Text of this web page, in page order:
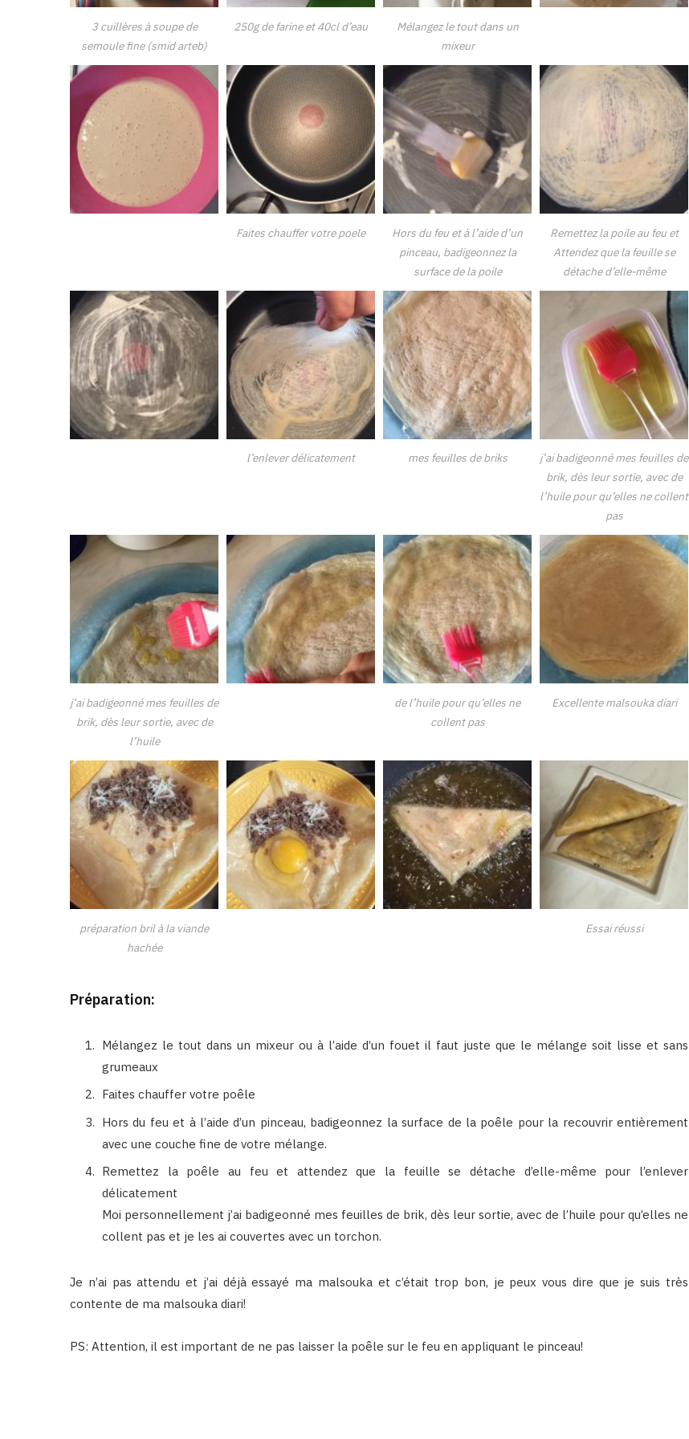
3 cuillères à soupe de
semoule fine (smid arteb)
250g de farine et 40cl d’eau
Mélangez le tout dans un
mixeur
Faites chauffer votre poele
Hors du feu et à l’aide d’un
pinceau, badigeonnez la
surface de la poile
Remettez la poile au feu et
Attendez que la feuille se
détache d’elle-même
l’enlever délicatement mes feuilles de briks
j’ai badigeonné mes feuilles de
brik, dès leur sortie, avec de
l’huile pour qu’elles ne collent
pas
j’ai badigeonné mes feuilles de
brik, dès leur sortie, avec de
l’huile
de l’huile pour qu’elles ne
collent pas
Excellente malsouka diari
préparation bril à la viande
hachée
Essai réussi
Préparation:
Mélangez le tout dans un mixeur ou à l’aide d’un fouet il faut juste que le mélange soit lisse et sans
grumeaux
Faites chauffer votre poêle
Hors du feu et à l’aide d’un pinceau, badigeonnez la surface de la poêle pour la recouvrir entièrement
avec une couche fine de votre mélange.
Remettez la poêle au feu et attendez que la feuille se détache d’elle-même pour l’enlever
délicatement
Moi personnellement j’ai badigeonné mes feuilles de brik, dès leur sortie, avec de l’huile pour qu’elles ne
collent pas et je les ai couvertes avec un torchon.
Je n’ai pas attendu et j’ai déjà essayé ma malsouka et c’était trop bon, je peux vous dire que je suis très
contente de ma malsouka diari!
PS: Attention, il est important de ne pas laisser la poêle sur le feu en appliquant le pinceau!